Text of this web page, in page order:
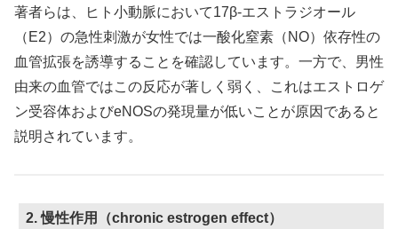
著者らは、ヒト小動脈において17β-エストラジオール
（E2）の急性刺激が女性では一酸化窒素（NO）依存性の
血管拡張を誘導することを確認しています。一方で、男性
由来の血管ではこの反応が著しく弱く、これはエストロゲ
ン受容体およびeNOSの発現量が低いことが原因であると
説明されています。
2. 慢性作用（chronic estrogen effect）